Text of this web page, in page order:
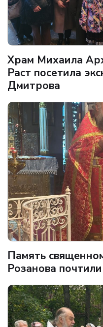
Храм Михаила
Раст посетила
Дмитрова
Память
Розанова